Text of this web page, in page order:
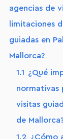
agencias de
limitaciones
guiadas en
Mallorca?
1.1 ¿Qué
normativas
visitas
de
1.2 ¿Cómo